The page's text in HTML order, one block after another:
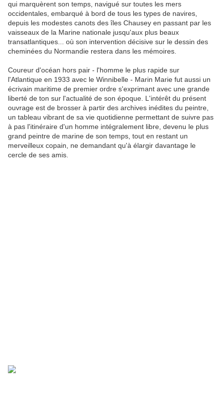
qui mar­quèrent son temps, navigué sur toutes les mers
occidentales, embarqué à bord de tous les types de navires,
depuis les modestes canots des îles Chausey en passant par les
vaisseaux de la Marine nationale jusqu'aux plus beaux
transatlantiques... où son intervention décisive sur le dessin des
cheminées du Normandie restera dans les mémoires.
Coureur d'océan hors pair - l'homme le plus rapide sur
l'Atlantique en 1933 avec le Winnibelle - Marin Marie fut aussi un
écrivain ma­ritime de premier ordre s'exprimant avec une grande
liberté de ton sur l'actualité de son époque. L'intérêt du présent
ouvrage est de brosser à partir des archives inédites du peintre,
un tableau vibrant de sa vie quotidienne permettant de suivre pas
à pas l'itinéraire d'un homme intégralement libre, devenu le plus
grand peintre de marine de son temps, tout en restant un
merveilleux copain, ne demandant qu'à élargir davantage le
cercle de ses amis.